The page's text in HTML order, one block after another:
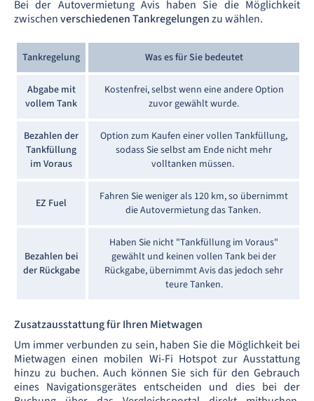
Bei der Autovermietung Avis haben Sie die Möglichkeit
zwischenverschiedenen Tankregelungenzu wählen.
Tankregelung Was es für Sie bedeutet
Abgabe mit
vollem Tank
Kostenfrei, selbst wenn eine andere Option
zuvor gewählt wurde.
Bezahlen der
Tankfüllung
im Voraus
Option zum Kaufen einer vollen Tankfüllung,
sodass Sie selbst am Ende nicht mehr
volltanken müssen.
EZ Fuel
Fahren Sie weniger als 120 km, so übernimmt
die Autovermietung das Tanken.
Bezahlen bei
der Rückgabe
Haben Sie nicht "Tankfüllung im Voraus"
gewählt und keinen vollen Tank bei der
Rückgabe, übernimmt Avis das jedoch sehr
teure Tanken.
Zusatzausstattung für Ihren Mietwagen
Um immer verbunden zu sein, haben Sie die Möglichkeit bei
Mietwagen einen mobilen Wi-Fi Hotspot zur Ausstattung
hinzu zu buchen. Auch können Sie sich für den Gebrauch
eines Navigationsgerätes entscheiden und dies bei der